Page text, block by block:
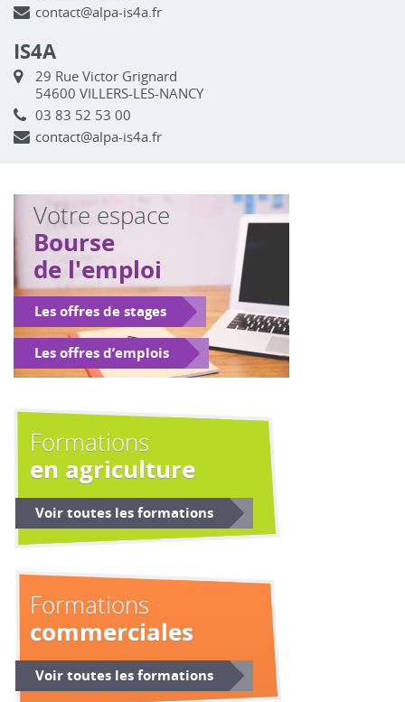
contact@alpa-is4a.fr
IS4A
29 Rue Victor Grignard
54600 VILLERS-LES-NANCY
03 83 52 53 00
contact@alpa-is4a.fr
Votre espace
Bourse
de l'emploi
Les offres de stages
Les offres d’emplois
Formations
en agriculture
Voir toutes les formations
Formations
commerciales
Voir toutes les formations